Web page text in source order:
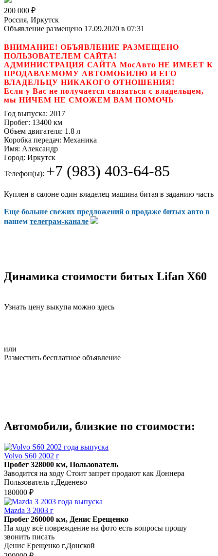
200 000 ₽
Россия, Иркутск
Объявление размещено 17.09.2020 в 07:31
ВНИМАНИЕ! ОБЪЯВЛЕНИЕ РАЗМЕЩЕНО
ПОЛЬЗОВАТЕЛЕМ САЙТА!
АДМИНИСТРАЦИЯ САЙТА МосАвто НЕ ИМЕЕТ К
ПРОДАВАЕМОМУ АВТОМОБИЛЮ И ЕГО
ВЛАДЕЛЬЦУ НИКАКОГО ОТНОШЕНИЯ!
Если у Вас не получается связаться с владельцем,
мы НИЧЕМ НЕ СМОЖЕМ ВАМ ПОМОЧЬ
Год выпуска: 2017
Пробег: 13400 км
Объем двигателя: 1.8 л
Коробка передач: Механика
Имя: Александр
Город: Иркутск
Телефон(ы): +7 (983) 403-64-85
Куплен в салоне один владелец машина битая в заданию часть
Еще больше свежих предложений о продаже битых авто в
нашем телеграм-канале
Динамика стоимости битых Lifan X60
Узнать цену выкупа можно здесь
или
Разместить бесплатное объявление
Автомобили, близкие по стоимости:
Volvo S60 2002 г
Пробег 328000 км, Пользователь
Заводится на ходу Стоит запрет продают как Доннера
Пользователь г.Деденево
180000 ₽
Mazda 3 2003 г
Пробег 260000 км, Денис Ерещенко
На ходу всё повреждение на фото есть вопросы прошу
звонить писать
Денис Ерещенко г.Донской